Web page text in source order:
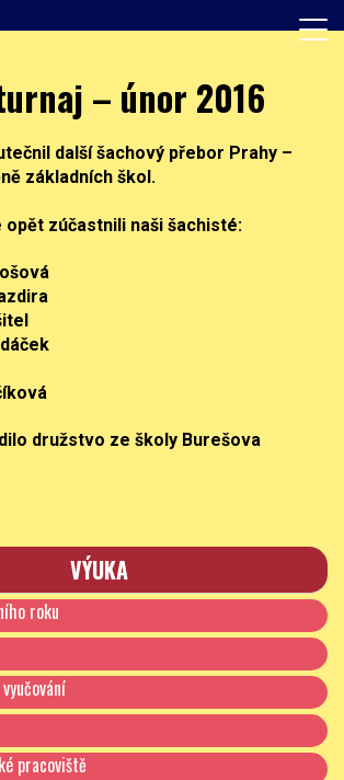
– únor 2016
další šachový přebor Prahy –
základních škol.
opět zúčastnili naši šachisté:
družstvo ze školy Burešova
VÝUKA
roku
pracoviště